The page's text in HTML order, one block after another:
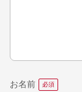
お名前